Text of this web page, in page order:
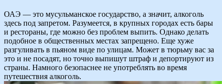
ОАЭ — это мусульманское государство, а значит, алкоголь
здесь под запретом. Разумеется, в крупных городах есть бары
и рестораны, где можно без проблем выпить. Однако делать
подобное в общественных местах запрещено. Еще хуже
разгуливать в пьяном виде по улицам. Может в тюрьму вас за
это и не посадят, но точно выпишут штраф и депортируют из
страны. Намного безопаснее не употреблять во время
путешествия алкоголь.